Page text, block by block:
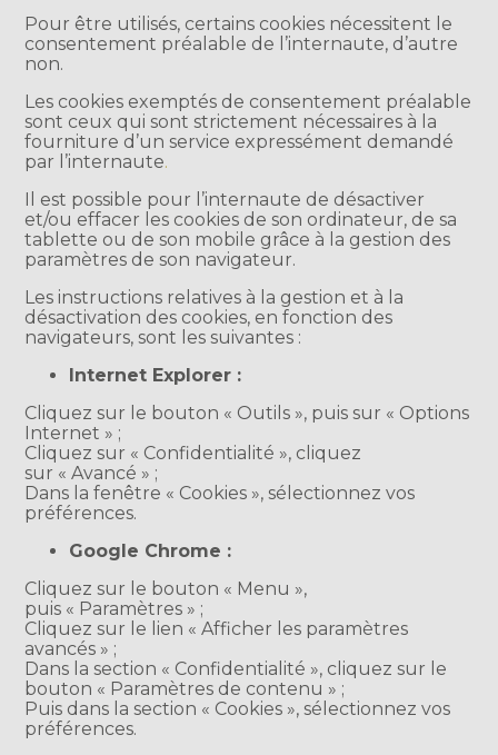
Pour être utilisés, certains cookies nécessitent le
consentement préalable de l’internaute, d’autre
non.
Les cookies exemptés de consentement préalable
sont ceux qui sont strictement nécessaires à la
fourniture d’un service expressément demandé
par l’internaute.
Il est possible pour l’internaute de désactiver
et/ou effacer les cookies de son ordinateur, de sa
tablette ou de son mobile grâce à la gestion des
paramètres de son navigateur.
Les instructions relatives à la gestion et à la
désactivation des cookies, en fonction des
navigateurs, sont les suivantes :
Internet Explorer :
Cliquez sur le bouton « Outils », puis sur « Options
Internet » ;
Cliquez sur « Confidentialité », cliquez
sur « Avancé » ;
Dans la fenêtre « Cookies », sélectionnez vos
préférences.
Google Chrome :
Cliquez sur le bouton « Menu »,
puis « Paramètres » ;
Cliquez sur le lien « Afficher les paramètres
avancés » ;
Dans la section « Confidentialité », cliquez sur le
bouton « Paramètres de contenu » ;
Puis dans la section « Cookies », sélectionnez vos
préférences.